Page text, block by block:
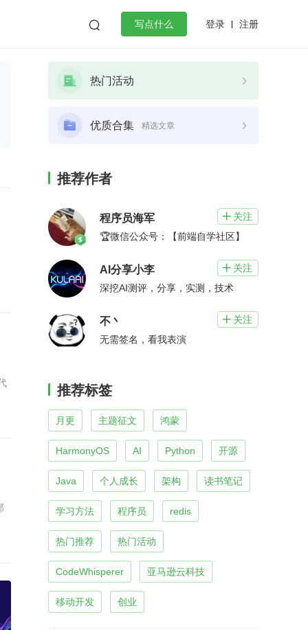
 写点什么 登录 注册
热门活动
优质合集 精选文章
推荐作者
程序员海军  关注
🏆微信公众号：【前端自学社区】
AI分享小李  关注
深挖AI测评，分享，实测，技术
不丶  关注
无需签名，看我表演
推荐标签
月更 主题征文 鸿蒙
HarmonyOS AI Python 开源
Java 个人成长 架构 读书笔记
学习方法 程序员 redis
热门推荐 热门活动
CodeWhisperer 亚马逊云科技
移动开发 创业